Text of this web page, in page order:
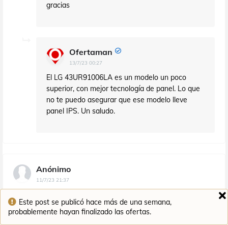
Este post se publicó hace más de una semana,
probablemente hayan finalizado las ofertas.
gracias
Ofertaman
13/7/23 00:27
El LG 43UR91006LA es un modelo un poco
superior, con mejor tecnología de panel. Lo que
no te puedo asegurar que ese modelo lleve
panel IPS. Un saludo.
Anónimo
11/7/23 21:37
juego ¿que tablet te parece mejor , Lenovo Tab M10 Plus (3rd
Gen) - Tablet de 10.61" 2K (MediaTek Helio G80, 4GB de